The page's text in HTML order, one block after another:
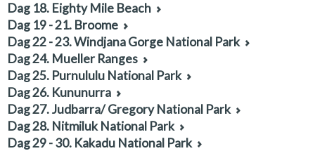
Dag 18. Eighty Mile Beach
Dag 19 - 21. Broome
Dag 22 - 23. Windjana Gorge National Park
Dag 24. Mueller Ranges
Dag 25. Purnululu National Park
Dag 26. Kununurra
Dag 27. Judbarra/ Gregory National Park
Dag 28. Nitmiluk National Park
Dag 29 - 30. Kakadu National Park